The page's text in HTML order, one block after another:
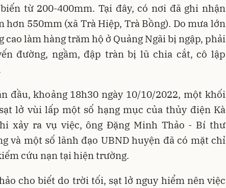
từ 200-400mm. Tại đây, có nơi đã ghi nhận
hơn 550mm (xã Trà Hiệp, Trà Bồng). Do mưa lớn
cao làm hàng trăm hộ ở Quảng Ngãi bị ngập, phải
đường, ngầm, đập tràn bị lũ chia cắt, cô lập
đầu, khoảng 18h30 ngày 10/10/2022, một khối
lở vùi lấp một số hạng mục của thủy điện Kà
xảy ra vụ việc, ông Đặng Minh Thảo - Bí thư
và một số lãnh đạo UBND huyện đã có mặt chỉ
cứu nạn tại hiện trường.
cho biết do trời tối, sạt lở nguy hiểm nên việc